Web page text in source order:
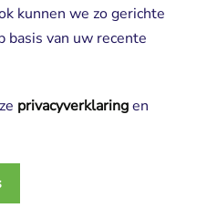
kunnen we zo gerichte
basis van uw recente
privacyverklaringen